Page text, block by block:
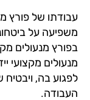
של פורץ
על ביטחונכם
מנעולים
מקצועי יידע
בה, ויבטיח